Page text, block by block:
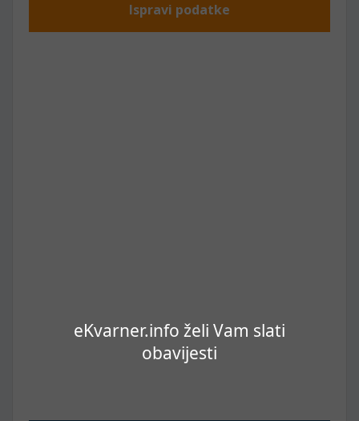
eKvarner.info želi Vam slati
obavijesti
Ispravi podatke